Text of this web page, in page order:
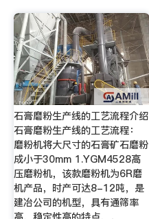
石膏磨粉生产线的工艺流程介绍
石膏磨粉生产线的工艺流程：
磨粉机将大尺寸的石膏矿石磨粉
成小于30mm 1.YGM4528高
压磨粉机，该款磨粉机为6R磨
机产品，时产可达8-12吨，是
建冶公司的机型，具有通筛率